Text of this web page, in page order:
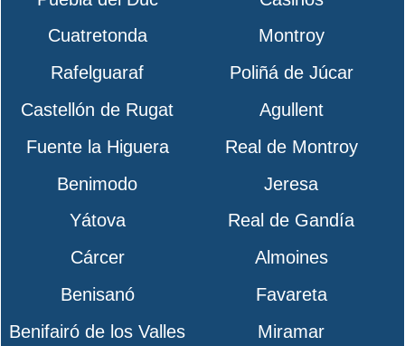
Cuatretonda
Montroy
Rafelguaraf
Poliñá de Júcar
Castellón de Rugat
Agullent
Fuente la Higuera
Real de Montroy
Benimodo
Jeresa
Yátova
Real de Gandía
Cárcer
Almoines
Benisanó
Favareta
Benifairó de los Valles
Miramar